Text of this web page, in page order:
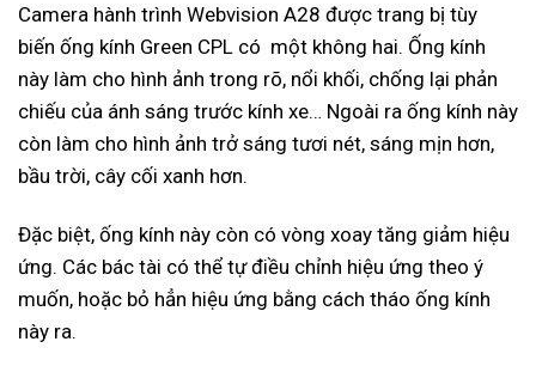
Camera hành trình Webvision A28 được trang bị tùy
biến ống kính Green CPL có một không hai. Ống kính
này làm cho hình ảnh trong rõ, nổi khối, chống lại phản
chiếu của ánh sáng trước kính xe… Ngoài ra ống kính này
còn làm cho hình ảnh trở sáng tươi nét, sáng mịn hơn,
bầu trời, cây cối xanh hơn.
Đặc biệt, ống kính này còn có vòng xoay tăng giảm hiệu
ứng. Các bác tài có thể tự điều chỉnh hiệu ứng theo ý
muốn, hoặc bỏ hẳn hiệu ứng bằng cách tháo ống kính
này ra.